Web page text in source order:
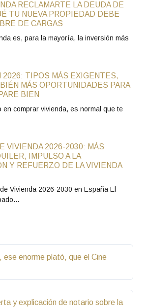
RECLAMARTE LA DEUDA DE
TU NUEVA PROPIEDAD DEBE
DE CARGAS
es, para la mayoría, la inversión más
2026: TIPOS MÁS EXIGENTES,
MÁS OPORTUNIDADES PARA
BIEN
en comprar vivienda, es normal que te
VIVIENDA 2026-2030: MÁS
IMPULSO A LA
Y REFUERZO DE LA VIVIENDA
Vivienda 2026-2030 en España El
ese enorme plató, que el Cine
y explicación de notario sobre la